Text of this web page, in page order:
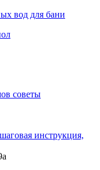
вод для бани
советы
инструкция,